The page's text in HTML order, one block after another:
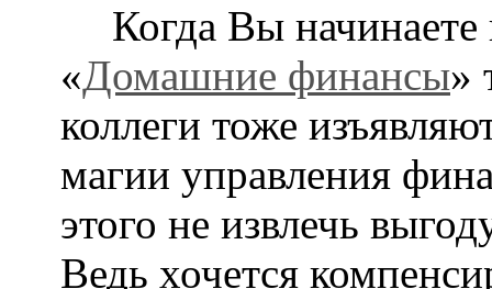
Когда Вы начинаете
«Домашние финансы»
коллеги тоже
магии управления
этого не извлечь
Ведь хочется